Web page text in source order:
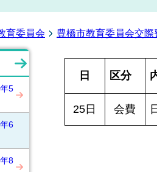
育委員会 豊橋市教育委員会交際
5
6
8
日 区分
25日 会費